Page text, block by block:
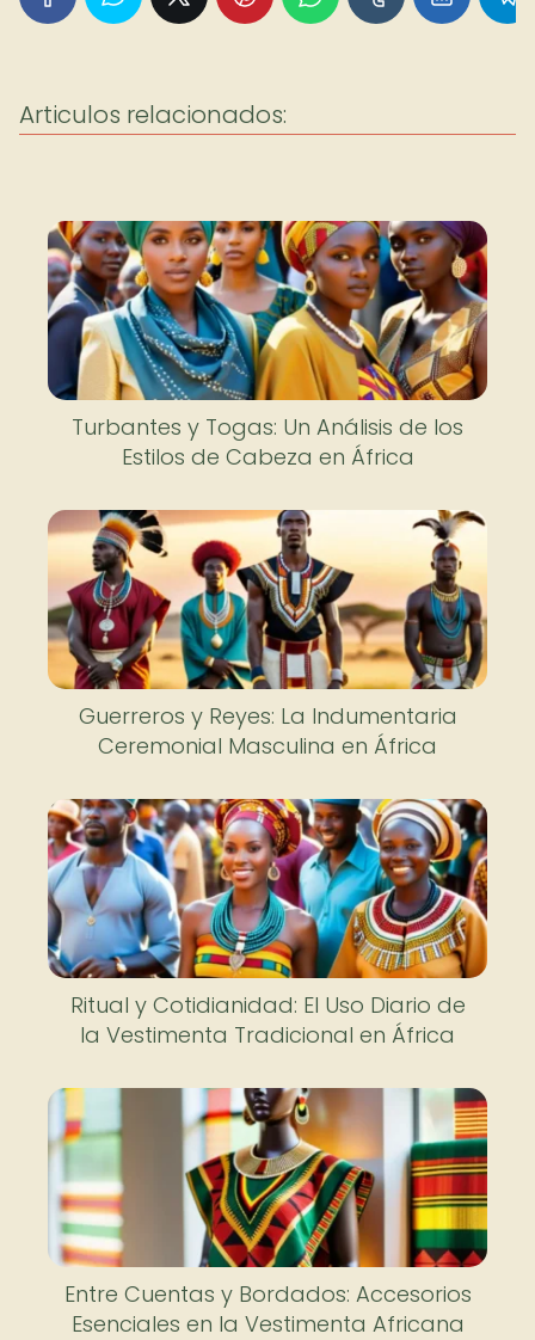
Articulos relacionados:
Turbantes y Togas: Un Análisis de los
Estilos de Cabeza en África
Guerreros y Reyes: La Indumentaria
Ceremonial Masculina en África
Ritual y Cotidianidad: El Uso Diario de
la Vestimenta Tradicional en África
Entre Cuentas y Bordados: Accesorios
Esenciales en la Vestimenta Africana